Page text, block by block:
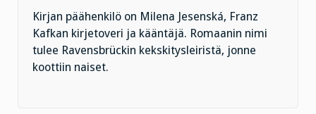
Kirjan päähenkilö on Milena Jesenská, Franz
Kafkan kirjetoveri ja kääntäjä. Romaanin nimi
tulee Ravensbrückin kekskitysleiristä, jonne
koottiin naiset.